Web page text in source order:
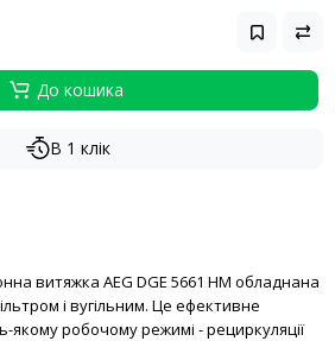
До кошика
В 1 клік
витяжка AEG DGE 5661 HM обладнана
і вугільним. Це ефективне
якому робочому режимі - рециркуляції